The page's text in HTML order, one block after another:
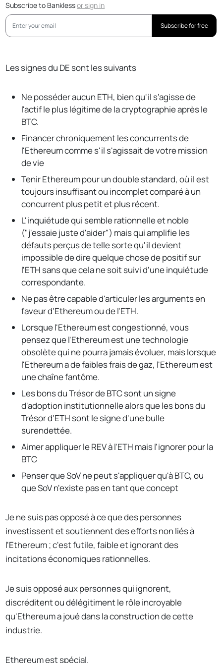
Subscribe to Banklessorsign in
Subscribe for free
Les signes du DE sont les suivants
Ne posséder aucun ETH, bien qu'il s'agisse de
l'actif le plus légitime de la cryptographie après le
BTC.
Financer chroniquement les concurrents de
l'Ethereum comme s'il s'agissait de votre mission
de vie
Tenir Ethereum pour un double standard, où il est
toujours insuffisant ou incomplet comparé à un
concurrent plus petit et plus récent.
L'inquiétude qui semble rationnelle et noble
("j'essaie juste d'aider") mais qui amplifie les
défauts perçus de telle sorte qu'il devient
impossible de dire quelque chose de positif sur
l'ETH sans que cela ne soit suivi d'une inquiétude
correspondante.
Ne pas être capable d'articuler les arguments en
faveur d'Ethereum ou de l'ETH.
Lorsque l'Ethereum est congestionné, vous
pensez que l'Ethereum est une technologie
obsolète qui ne pourra jamais évoluer, mais lorsque
l'Ethereum a de faibles frais de gaz, l'Ethereum est
une chaîne fantôme.
Les bons du Trésor de BTC sont un signe
d'adoption institutionnelle alors que les bons du
Trésor d'ETH sont le signe d'une bulle
surendettée.
Aimer appliquer le REV à l'ETH mais l'ignorer pour la
BTC
Penser que SoV ne peut s'appliquer qu'à BTC, ou
que SoV n'existe pas en tant que concept
Je ne suis pas opposé à ce que des personnes
investissent et soutiennent des efforts non liés à
l'Ethereum ; c'est futile, faible et ignorant des
incitations économiques rationnelles.
Je suis opposé aux personnes qui ignorent,
discréditent ou délégitiment le rôle incroyable
qu'Ethereum a joué dans la construction de cette
industrie.
Ethereum est spécial.